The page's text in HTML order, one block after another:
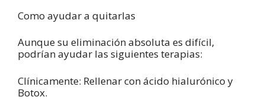
Como ayudar a quitarlas
Aunque su eliminación absoluta es difícil,
podrían ayudar las siguientes terapias:
Clínicamente: Rellenar con ácido hialurónico y
Botox.